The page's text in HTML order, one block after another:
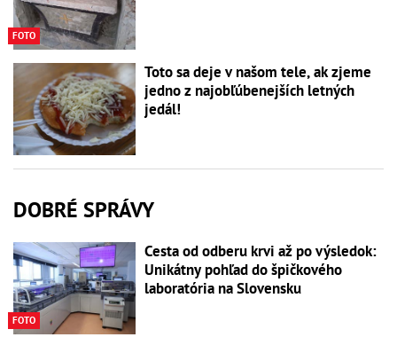
FOTO
Toto sa deje v našom tele, ak zjeme
jedno z najobľúbenejších letných
jedál!
DOBRÉ SPRÁVY
FOTO
Cesta od odberu krvi až po výsledok:
Unikátny pohľad do špičkového
laboratória na Slovensku